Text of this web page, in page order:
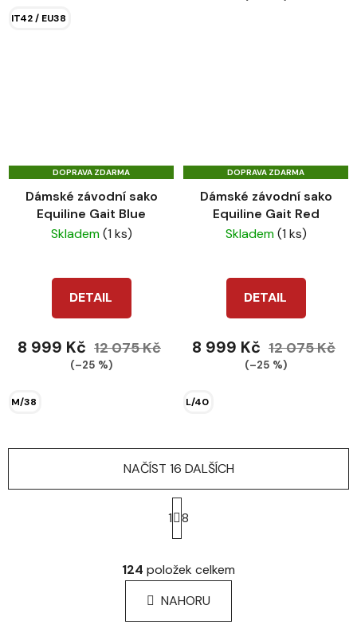
IT42 / EU38
DOPRAVA ZDARMA
Dámské závodní sako
Equiline Gait Blue
Skladem(1 ks)
DETAIL
8 999 Kč 12 075 Kč
(–25 %)
M/38
DOPRAVA ZDARMA
Dámské závodní sako
Equiline Gait Red
Skladem(1 ks)
DETAIL
8 999 Kč 12 075 Kč
(–25 %)
L/40
O
v
l
á
NAČÍST 16 DALŠÍCH
S
t
r
á
k
o
v
á
1 8
124 položek celkem
NAHORU